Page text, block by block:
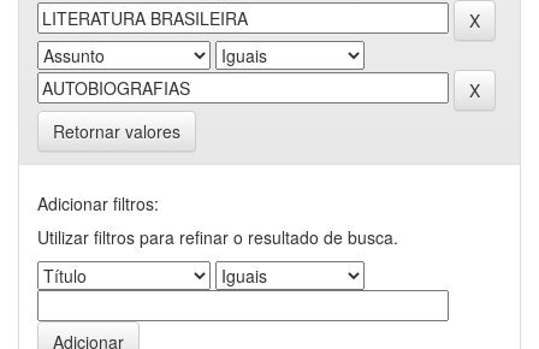
Retornar valores
Adicionar filtros:
Utilizar filtros para refinar o resultado de busca.